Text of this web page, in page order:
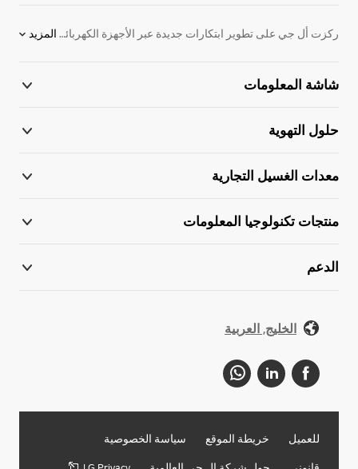
ركزت أل جي على تطوير ابتكارات جديدة عبر الأجهزة الكهربائية. نحن ملتزمون بتوفير المنتجات الإلكترونية التي تساعد على الأداء بشكل أفضل. لدعم هذا الهدف ، قمنا بتطوير اللوح الرقمية. نقدم مجموعة واسعة من المنتجات ، بما في ذلك شاشات ، واللافتات الرقمية للإعلان ، ومكيفات الهواء ، وأنظمة VRF والكثير من الحلول الإلكترونية. اكتشف المزيد عن اللوح الرقمية اليوم. اتصل بممثل أل جي المحلي للحصول على مزيد من المعلومات. المزيد
شاشة المعلومات
حلول التهوية
معدات الغسيل التجارية
منتجات تكنولوجيا المعلومات
الدعم
الخليج, العربية
للعميل خريطة الموقع
سياسة الخصوصية